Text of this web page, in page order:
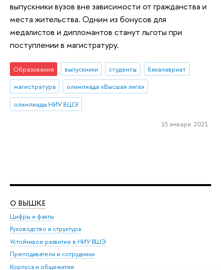
выпускники вузов вне зависимости от гражданства и
места жительства. Одним из бонусов для
медалистов и дипломантов станут льготы при
поступлении в магистратуру.
Образование выпускники студенты
бакалавриат
магистратура
олимпиада «Высшая лига»
олимпиады НИУ ВШЭ
15 января 2021
О ВЫШКЕ
Цифры и факты
Руководство и структура
Устойчивое развитие в НИУ ВШЭ
Преподаватели и сотрудники
Корпуса и общежития